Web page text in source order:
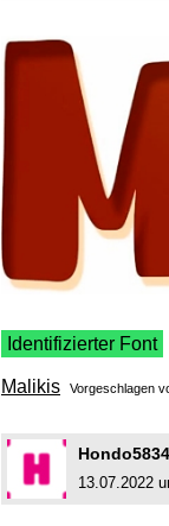
Identifizierter Font
Malikis Vorgeschlagen
Hondo5834
13.07.2022